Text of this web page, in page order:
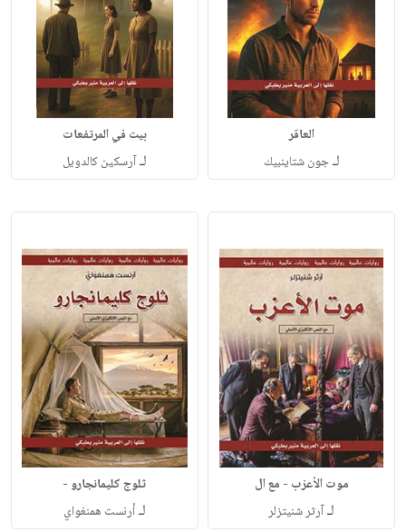
العاقر
لـجون شتاينبيك
بيت في المرتفعات
لـآرسكين كالدويل
موت الأعزب - مع ال
لـآرثر شنيتزلر
ثلوج كليمانجارو -
لـأرنست همنغواي